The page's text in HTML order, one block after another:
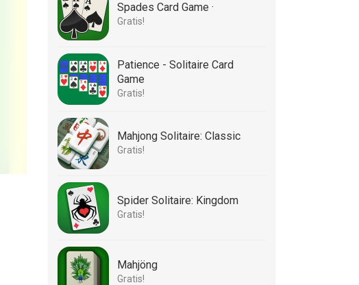
Spades Card Game ·
Gratis!
Patience - Solitaire Card
Game
Gratis!
Mahjong Solitaire: Classic
Gratis!
Spider Solitaire: Kingdom
Gratis!
Mahjöng
Gratis!